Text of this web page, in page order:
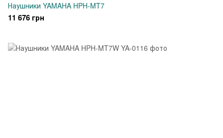
Наушники YAMAHA HPH-MT7
11 676 грн